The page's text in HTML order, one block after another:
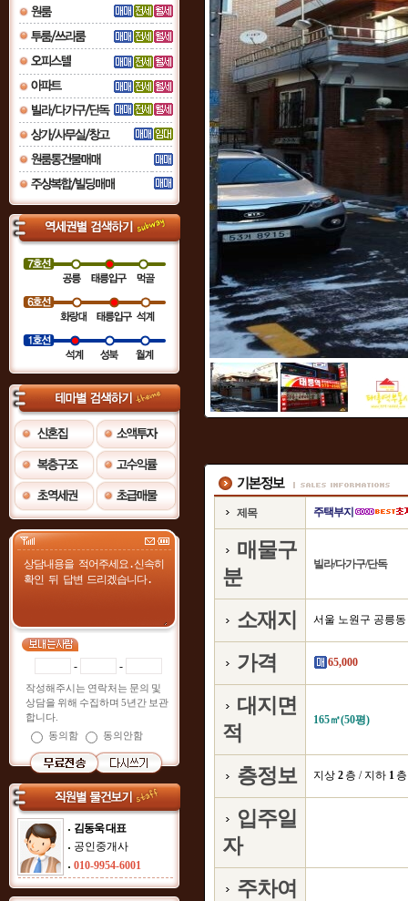
- -
작성해주시는 연락처는 문의 및
상담을 위해 수집하며 5년간 보관
합니다.
동의함
동의안함
김동욱 대표
공인중개사
010-9954-6001
제목 주택부지
매물구
분
빌라/다가구/단독
소재지 서울 노원구 공릉동
가격 65,000
대지면
적
165㎡(50평)
층정보 지상 2층 / 지하 1층
입주일
자
주차여